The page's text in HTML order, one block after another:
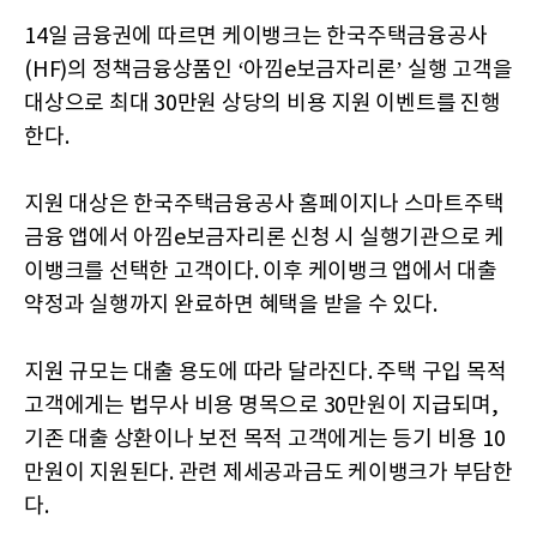
14일 금융권에 따르면 케이뱅크는 한국주택금융공사
(HF)의 정책금융상품인 ‘아낌e보금자리론’ 실행 고객을
대상으로 최대 30만원 상당의 비용 지원 이벤트를 진행
한다.
지원 대상은 한국주택금융공사 홈페이지나 스마트주택
금융 앱에서 아낌e보금자리론 신청 시 실행기관으로 케
이뱅크를 선택한 고객이다. 이후 케이뱅크 앱에서 대출
약정과 실행까지 완료하면 혜택을 받을 수 있다.
지원 규모는 대출 용도에 따라 달라진다. 주택 구입 목적
고객에게는 법무사 비용 명목으로 30만원이 지급되며,
기존 대출 상환이나 보전 목적 고객에게는 등기 비용 10
만원이 지원된다. 관련 제세공과금도 케이뱅크가 부담한
다.